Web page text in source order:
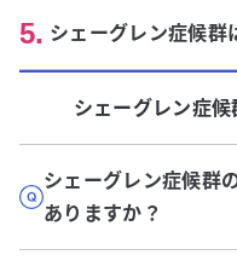
5. シェーグレン症候群
シェーグレン症候
シェーグレン症候群
ありますか？